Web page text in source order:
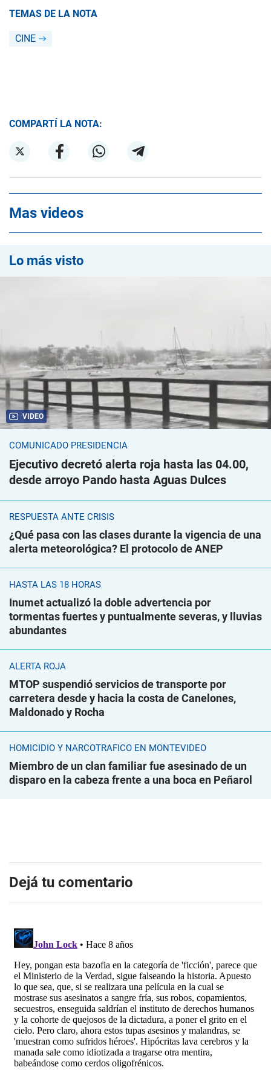
TEMAS DE LA NOTA
CINE
COMPARTÍ LA NOTA:
Mas videos
Lo más visto
VIDEO
COMUNICADO PRESIDENCIA
Ejecutivo decretó alerta roja hasta las 04.00,
desde arroyo Pando hasta Aguas Dulces
RESPUESTA ANTE CRISIS
¿Qué pasa con las clases durante la vigencia de una
alerta meteorológica? El protocolo de ANEP
HASTA LAS 18 HORAS
Inumet actualizó la doble advertencia por
tormentas fuertes y puntualmente severas, y lluvias
abundantes
ALERTA ROJA
MTOP suspendió servicios de transporte por
carretera desde y hacia la costa de Canelones,
Maldonado y Rocha
HOMICIDIO Y NARCOTRÁFICO EN MONTEVIDEO
Miembro de un clan familiar fue asesinado de un
disparo en la cabeza frente a una boca en Peñarol
Dejá tu comentario